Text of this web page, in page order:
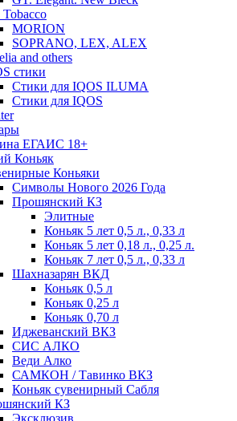
MORION
SOPRANO, LEX, ALEX
and others
стики
Стики для IQOS ILUMA
Стики для IQOS
ЕГАИС 18+
Коньяк
Коньяки
Символы Нового 2026 Года
Прошянский КЗ
Элитные
Коньяк 5 лет 0,5 л., 0,33 л
Коньяк 5 лет 0,18 л., 0,25 л.
Коньяк 7 лет 0,5 л., 0,33 л
Шахназарян ВКД
Коньяк 0,5 л
Коньяк 0,25 л
Коньяк 0,70 л
Иджеванский ВКЗ
СИС АЛКО
Веди Алко
САМКОН / Тавинко ВКЗ
Коньяк сувенирный Сабля
КЗ
Эксклюзив